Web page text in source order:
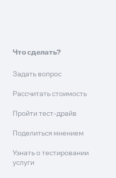
Что сделать?
Задать вопрос
Рассчитать стоимость
Пройти тест-драйв
Поделиться мнением
Узнать о тестировании
услуги